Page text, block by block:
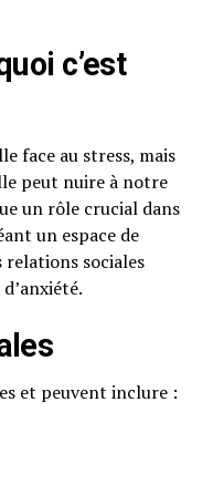
c’est
face au stress, mais
peut nuire à notre
un rôle crucial dans
un espace de
sociales
et peuvent inclure :